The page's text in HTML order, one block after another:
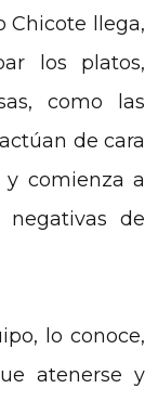
Chicote llega,
los platos,
como las
de cara
y comienza a
negativas de
lo conoce,
atenerse y